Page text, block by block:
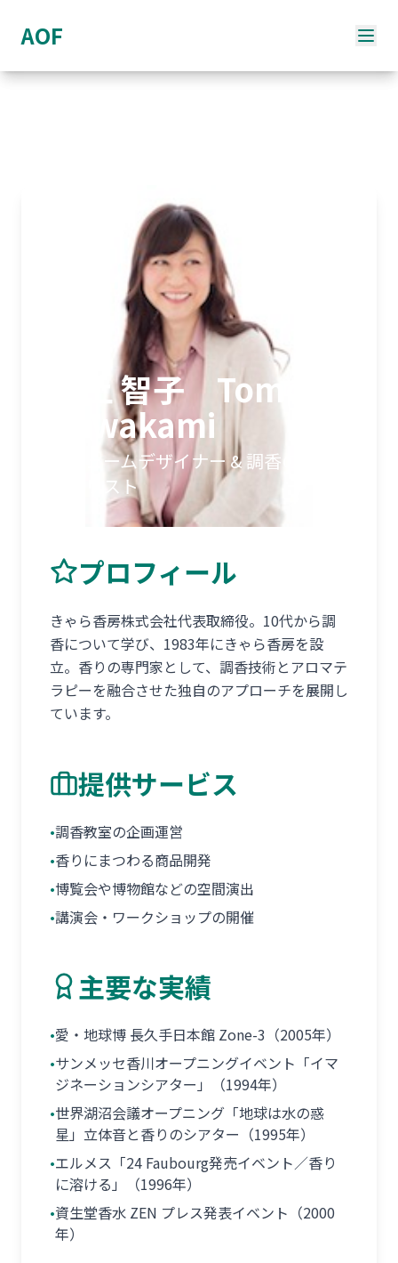
AOF
川上 智子 Tomoko
Kawakami
パフュームデザイナー & 調香のスペ
シャリスト
プロフィール
きゃら香房株式会社代表取締役。10代から調
香について学び、1983年にきゃら香房を設
立。香りの専門家として、調香技術とアロマテ
ラピーを融合させた独自のアプローチを展開し
ています。
提供サービス
•調香教室の企画運営
•香りにまつわる商品開発
•博覧会や博物館などの空間演出
•講演会・ワークショップの開催
主要な実績
•愛・地球博 長久手日本館 Zone-3（2005年）
•サンメッセ香川オープニングイベント「イマ
ジネーションシアター」（1994年）
•世界湖沼会議オープニング「地球は水の惑
星」立体音と香りのシアター（1995年）
•エルメス「24 Faubourg発売イベント／香り
に溶ける」（1996年）
•資生堂香水 ZEN プレス発表イベント（2000
年）